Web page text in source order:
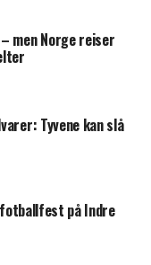
men Norge reiser
Tyvene kan slå
på Indre